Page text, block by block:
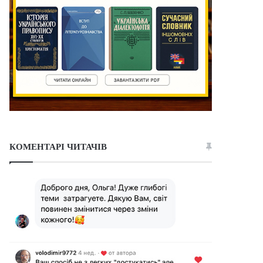
КОМЕНТАРІ ЧИТАЧІВ